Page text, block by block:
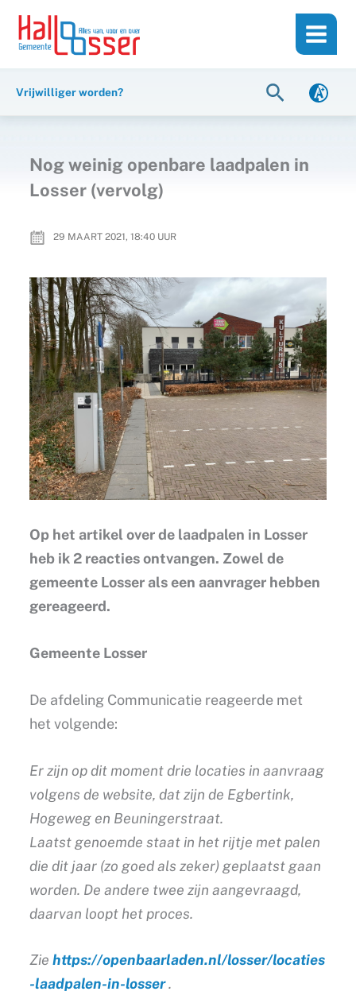
inhoud
naar
Vrijwilliger worden? Zoeken
Nog weinig openbare laadpalen in
Losser (vervolg)
29 MAART 2021, 18:40UUR
Op het artikel over de laadpalen in Losser
heb ik 2 reacties ontvangen. Zowel de
gemeente Losser als een aanvrager hebben
gereageerd.
Gemeente Losser
De afdeling Communicatie reageerde met
het volgende:
Er zijn op dit moment drie locaties in aanvraag
volgens de website, dat zijn de Egbertink,
Hogeweg en Beuningerstraat.
Laatst genoemde staat in het rijtje met palen
die dit jaar (zo goed als zeker) geplaatst gaan
worden. De andere twee zijn aangevraagd,
daarvan loopt het proces.
Zie https://openbaarladen.nl/losser/locaties
-laadpalen-in-losser.